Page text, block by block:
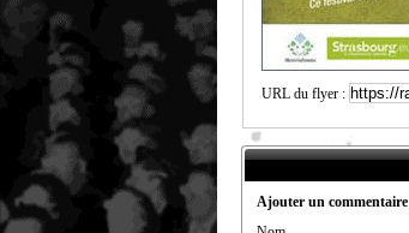
URL du flyer :
Ajouter un commentaire